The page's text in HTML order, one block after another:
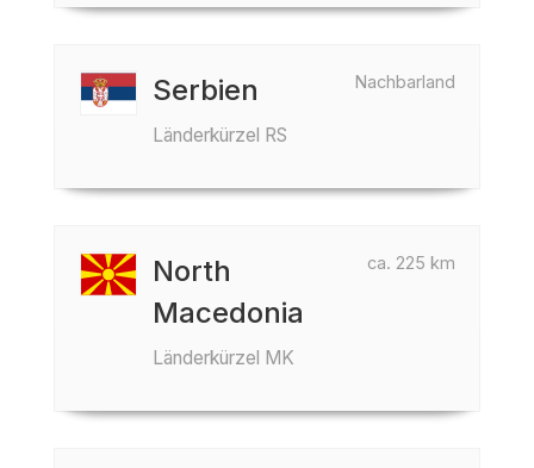
Nachbarland
Serbien
Länderkürzel RS
ca. 225 km
North
Macedonia
Länderkürzel MK